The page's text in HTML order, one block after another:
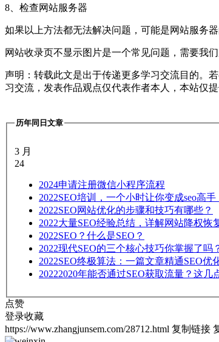
8、检查网站服务器
如果以上方法都无法解决问题，可能是网站服务
网站收录页不显示图片是一个常见问题，需要我
声明：转载此文是出于传递更多学习交流目的。
习交流，发表作品观点仅代表作者本人，本站仅
历年同日文章
3 月
24
2024申请注册微信小程序流程
2022SEO培训，一个小时让你变成seo高
2022SEO网站优化的步骤和技巧有哪些？
2022大量SEO经验总结，详解网站降权恢
2022SEO？什么是SEO？
2022现代SEO的三个核心技巧你掌握了吗
2022SEO终极算法：一篇文章精通SEO优
20222020年能否通过SEO获取流量？这几
点赞
登录收藏
https://www.zhangjunsem.com/28712.html 复制链接